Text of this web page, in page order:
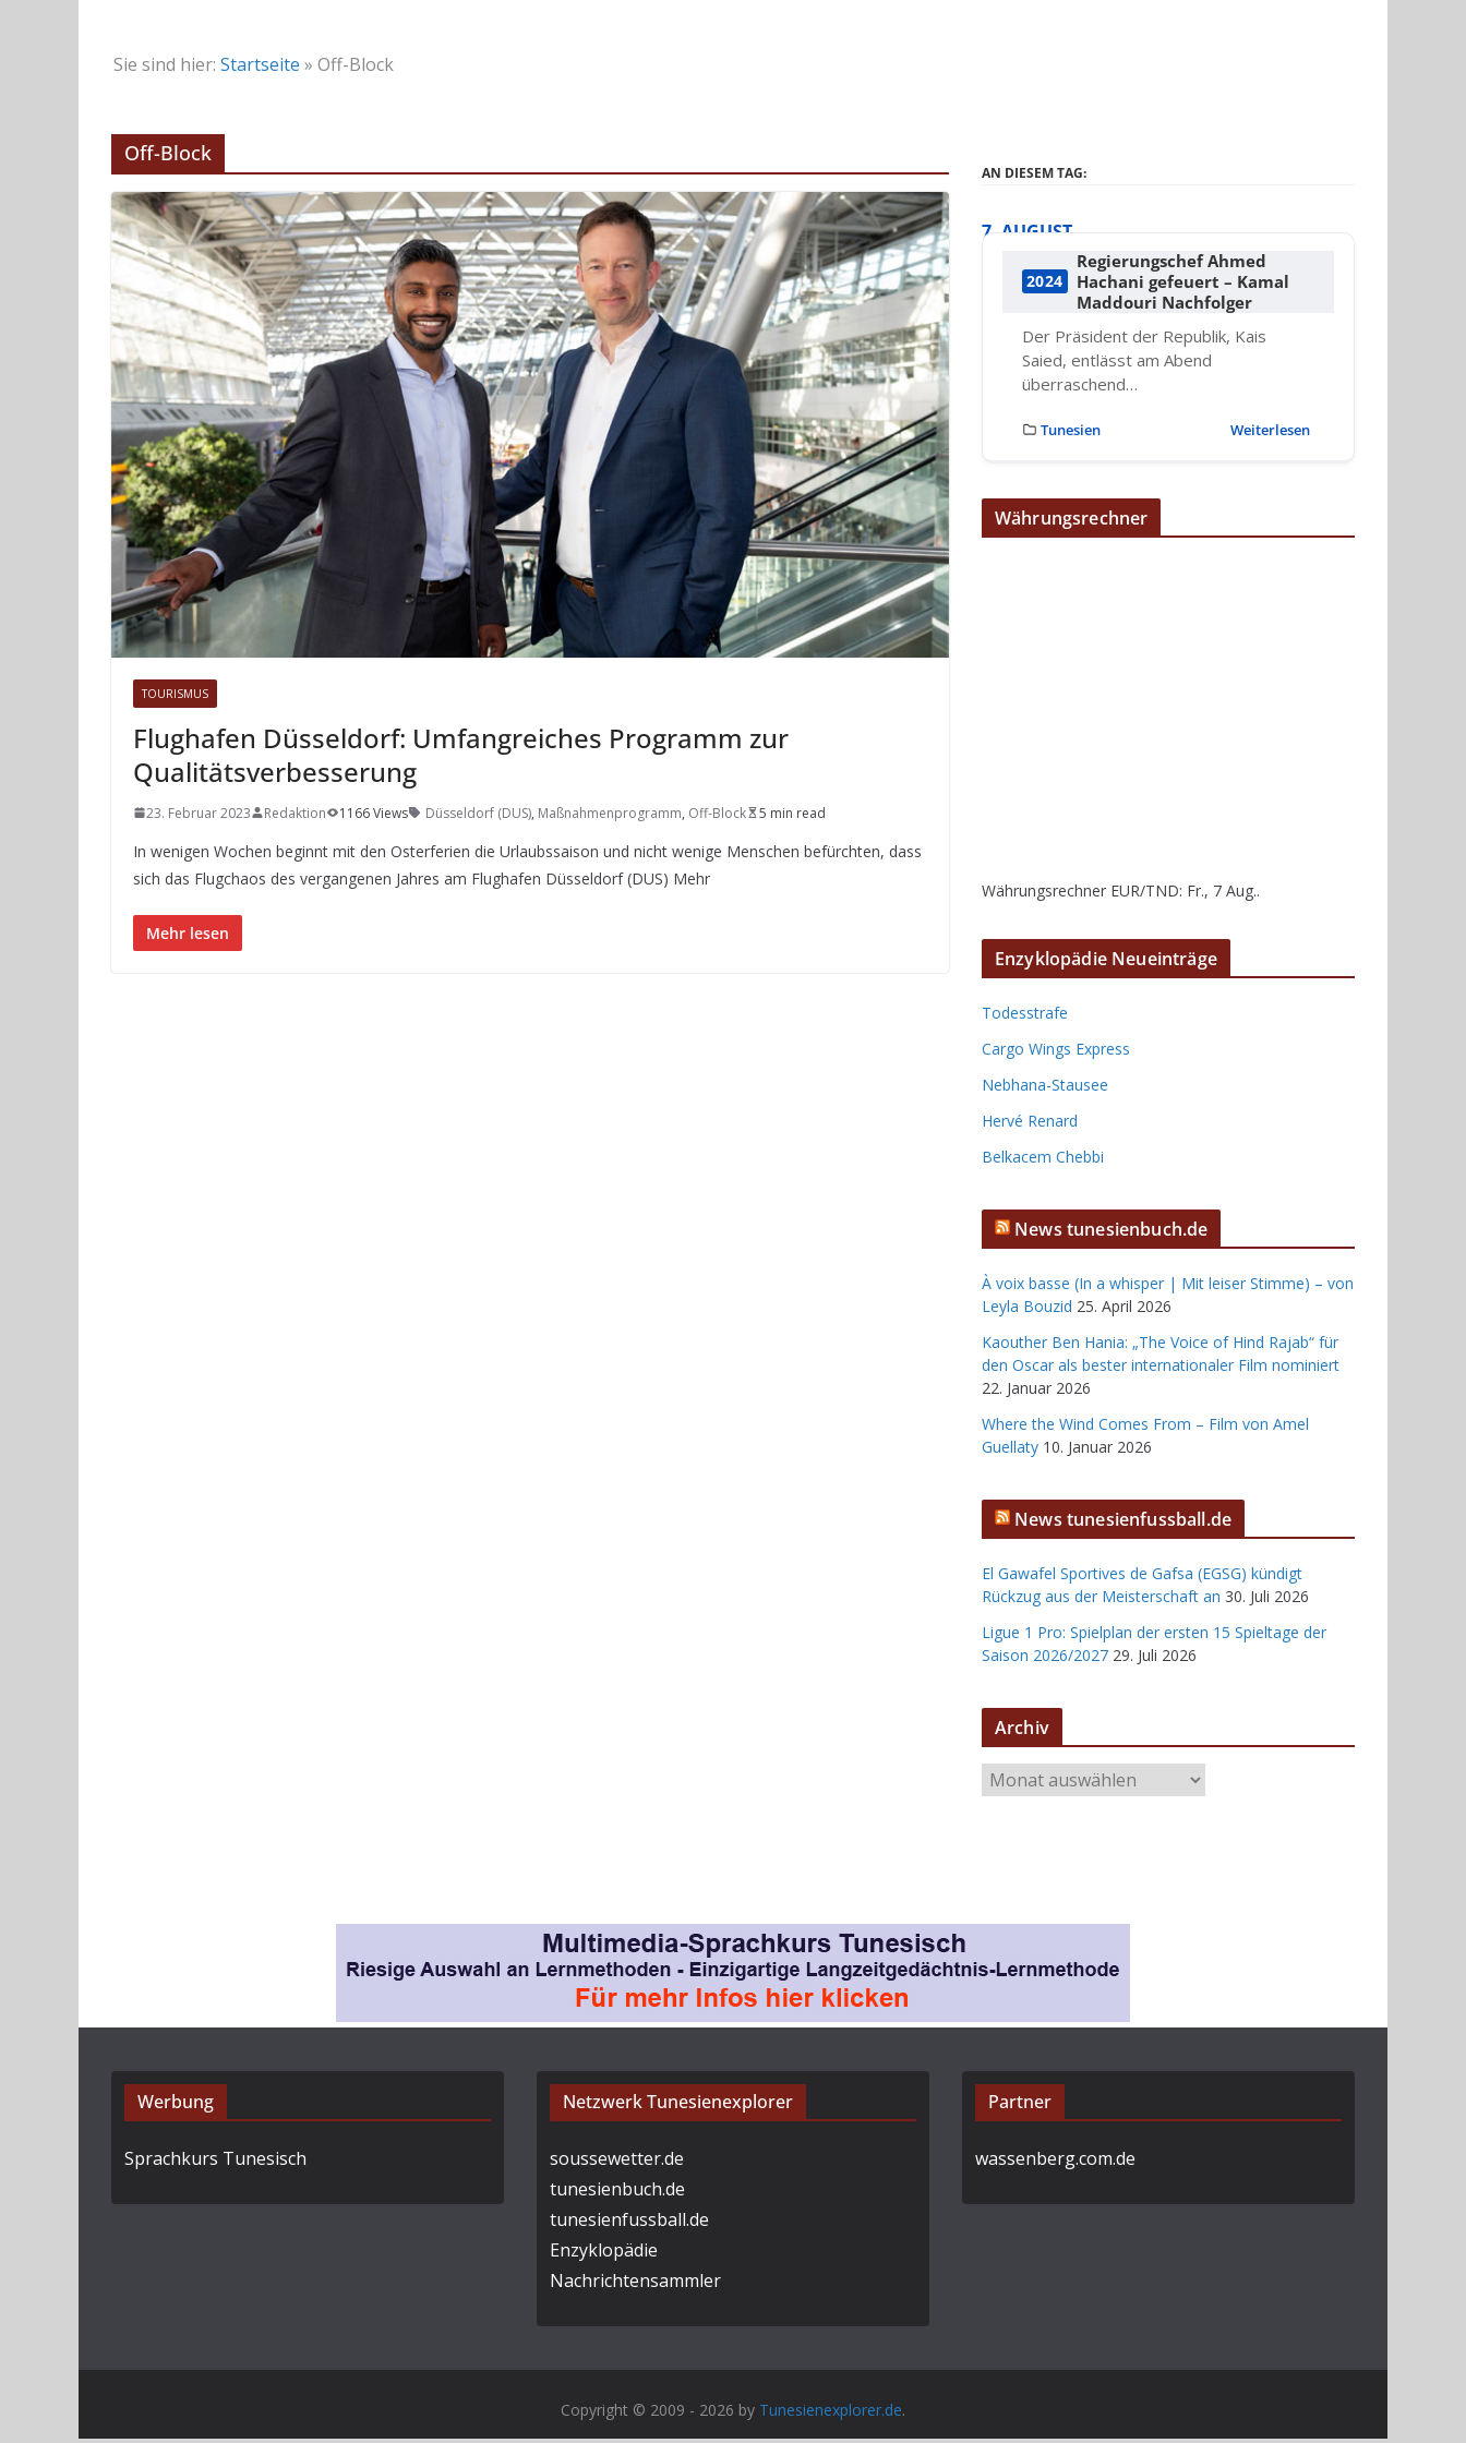
Sie sind hier: Startseite » Off-Block
Off-Block
TOURISMUS
Flughafen Düsseldorf: Umfangreiches Programm zur
Qualitätsverbesserung
23. Februar 2023 Redaktion 1166 Views Düsseldorf (DUS), Maßnahmenprogramm, Off-Block 5 min read
In wenigen Wochen beginnt mit den Osterferien die Urlaubssaison und nicht wenige Menschen befürchten, dass
sich das Flugchaos des vergangenen Jahres am Flughafen Düsseldorf (DUS) Mehr
Mehr lesen
AN DIESEM TAG:
7. AUGUST
2024
Regierungschef Ahmed
Hachani gefeuert – Kamal
Maddouri Nachfolger
Der Präsident der Republik, Kais
Saied, entlässt am Abend
überraschend…
Tunesien Weiterlesen
Währungsrechner
Währungsrechner EUR/TND: Fr., 7 Aug..
Enzyklopädie Neueinträge
Todesstrafe
Cargo Wings Express
Nebhana-Stausee
Hervé Renard
Belkacem Chebbi
News tunesienbuch.de
À voix basse (In a whisper | Mit leiser Stimme) – von
Leyla Bouzid 25. April 2026
Kaouther Ben Hania: „The Voice of Hind Rajab“ für
den Oscar als bester internationaler Film nominiert
22. Januar 2026
Where the Wind Comes From – Film von Amel
Guellaty 10. Januar 2026
News tunesienfussball.de
El Gawafel Sportives de Gafsa (EGSG) kündigt
Rückzug aus der Meisterschaft an 30. Juli 2026
Ligue 1 Pro: Spielplan der ersten 15 Spieltage der
Saison 2026/2027 29. Juli 2026
Archiv
r
Werbung
Sprachkurs Tunesisch
Netzwerk Tunesienexplorer
soussewetter.de
tunesienbuch.de
tunesienfussball.de
Enzyklopädie
Nachrichtensammler
Partner
wassenberg.com.de
Copyright © 2009 - 2026 by Tunesienexplorer.de.